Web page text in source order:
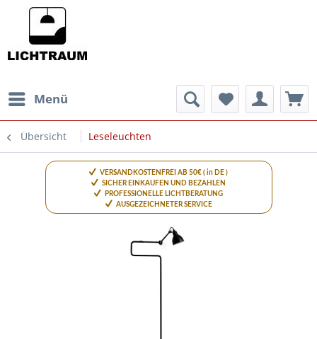
Menü
Übersicht Leseleuchten
VERSANDKOSTENFREI AB 50€ ( in DE )
SICHER EINKAUFEN UND BEZAHLEN
PROFESSIONELLE LICHTBERATUNG
AUSGEZEICHNETER SERVICE